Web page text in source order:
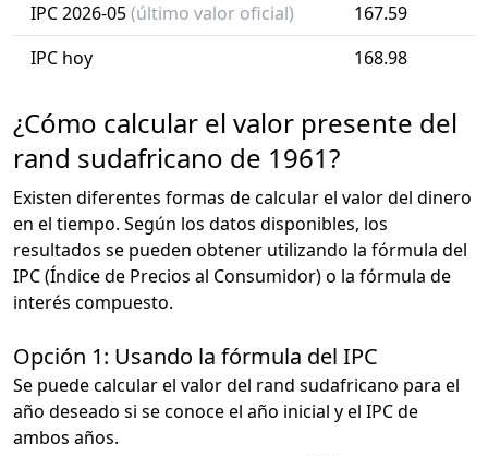
IPC 2026-05(último valor oficial)
167.59
IPC hoy
168.98
¿Cómo calcular el valor presente del
rand sudafricano de 1961?
Existen diferentes formas de calcular el valor del dinero
en el tiempo. Según los datos disponibles, los
resultados se pueden obtener utilizando la fórmula del
IPC (Índice de Precios al Consumidor) o la fórmula de
interés compuesto.
Opción 1: Usando la fórmula del IPC
Se puede calcular el valor del rand sudafricano para el
año deseado si se conoce el año inicial y el IPC de
ambos años.